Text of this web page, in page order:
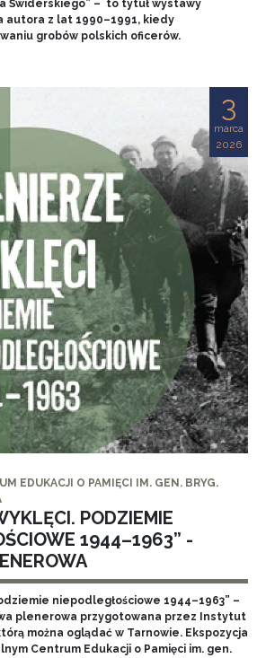
Świderskiego” – to tytuł wystawy
autora z lat 1990–1991, kiedy
grobów polskich oficerów.
3
marca
2026
EDUKACJI O PAMIĘCI IM. GEN. BRYG.
PODZIEMIE
1944–1963” -
niepodległościowe 1944–1963” –
plenerowa przygotowana przez Instytut
można oglądać w Tarnowie. Ekspozycja
Centrum Edukacji o Pamięci im. gen.